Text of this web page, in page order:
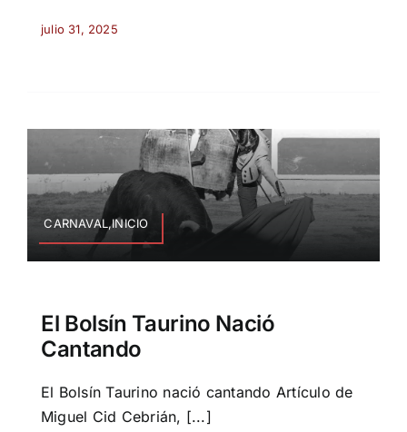
julio 31, 2025
CARNAVAL,INICIO
El Bolsín Taurino Nació
Cantando
El Bolsín Taurino nació cantando Artículo de
Miguel Cid Cebrián, [...]